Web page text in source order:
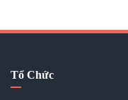
Tổ Chức